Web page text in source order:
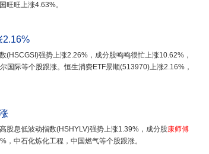
旺旺上涨4.63%。
2.16%
(HSCGSI)强势上涨2.26%，成分股鸣鸣很忙上涨10.62%，
尔国际等个股跟涨。恒生消费ETF景顺(513970)上涨2.16%，
股息低波动指数(HSHYLV)强势上涨1.39%，成分股康师傅
中石化炼化工程，中国燃气等个股跟涨。